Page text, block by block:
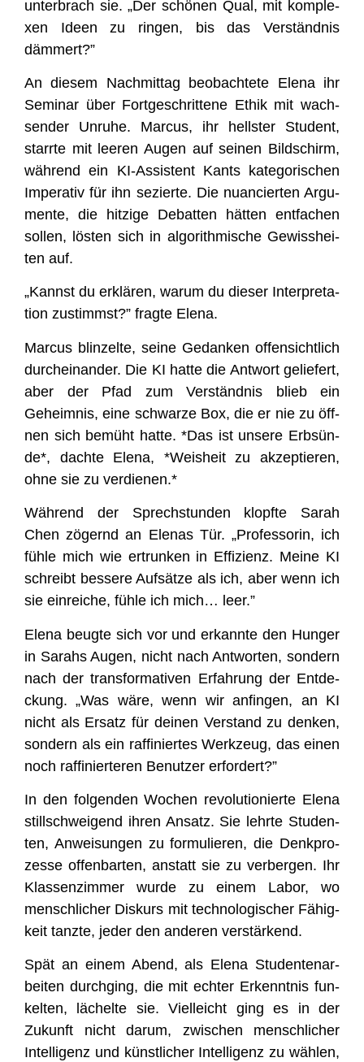
unter­brach sie. „Der schö­nen Qual, mit kom­ple­
xen Ideen zu rin­gen, bis das Ver­ständ­nis
dämmert?”
An die­sem Nach­mit­tag beob­ach­te­te Ele­na ihr
Semi­nar über Fort­ge­schrit­te­ne Ethik mit wach­
sen­der Unru­he. Mar­cus, ihr hells­ter Stu­dent,
starr­te mit lee­ren Augen auf sei­nen Bild­schirm,
wäh­rend ein KI-Assis­tent Kants kate­go­ri­schen
Impe­ra­tiv für ihn sezier­te. Die nuan­cier­ten Argu­
men­te, die hit­zi­ge Debat­ten hät­ten ent­fa­chen
sol­len, lös­ten sich in algo­rith­mi­sche Gewiss­hei­
ten auf.
„Kannst du erklä­ren, war­um du die­ser Inter­pre­ta­
ti­on zustimmst?” frag­te Elena.
Mar­cus blin­zel­te, sei­ne Gedan­ken offen­sicht­lich
durch­ein­an­der. Die KI hat­te die Ant­wort gelie­fert,
aber der Pfad zum Ver­ständ­nis blieb ein
Geheim­nis, eine schwar­ze Box, die er nie zu öff­
nen sich bemüht hat­te. *Das ist unse­re Erb­sün­
de*, dach­te Ele­na, *Weis­heit zu akzep­tie­ren,
ohne sie zu verdienen.*
Wäh­rend der Sprech­stun­den klopf­te Sarah
Chen zögernd an Ele­nas Tür. „Pro­fes­so­rin, ich
füh­le mich wie ertrun­ken in Effi­zi­enz. Mei­ne KI
schreibt bes­se­re Auf­sät­ze als ich, aber wenn ich
sie ein­rei­che, füh­le ich mich… leer.”
Ele­na beug­te sich vor und erkann­te den Hun­ger
in Sarahs Augen, nicht nach Ant­wor­ten, son­dern
nach der trans­for­ma­ti­ven Erfah­rung der Ent­de­
ckung. „Was wäre, wenn wir anfin­gen, an KI
nicht als Ersatz für dei­nen Ver­stand zu den­ken,
son­dern als ein raf­fi­nier­tes Werk­zeug, das einen
noch raf­fi­nier­te­ren Benut­zer erfordert?”
In den fol­gen­den Wochen revo­lu­tio­nier­te Ele­na
still­schwei­gend ihren Ansatz. Sie lehr­te Stu­den­
ten, Anwei­sun­gen zu for­mu­lie­ren, die Denk­pro­
zes­se offen­bar­ten, anstatt sie zu ver­ber­gen. Ihr
Klas­sen­zim­mer wur­de zu einem Labor, wo
mensch­li­cher Dis­kurs mit tech­no­lo­gi­scher Fähig­
keit tanz­te, jeder den ande­ren verstärkend.
Spät an einem Abend, als Ele­na Stu­den­ten­ar­
bei­ten durch­ging, die mit ech­ter Erkennt­nis fun­
kel­ten, lächel­te sie. Viel­leicht ging es in der
Zukunft nicht dar­um, zwi­schen mensch­li­cher
Intel­li­genz und künst­li­cher Intel­li­genz zu wäh­len,